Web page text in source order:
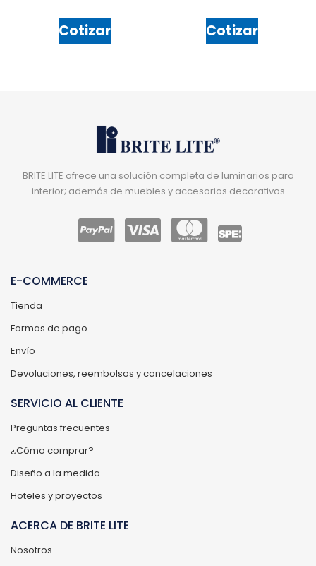
Cotizar Cotizar
BRITE LITE ofrece una solución completa de luminarios para
interior; además de muebles y accesorios decorativos
E-COMMERCE
Tienda
Formas de pago
Envío
Devoluciones, reembolsos y cancelaciones
SERVICIO AL CLIENTE
Preguntas frecuentes
¿Cómo comprar?
Diseño a la medida
Hoteles y proyectos
ACERCA DE BRITE LITE
Nosotros